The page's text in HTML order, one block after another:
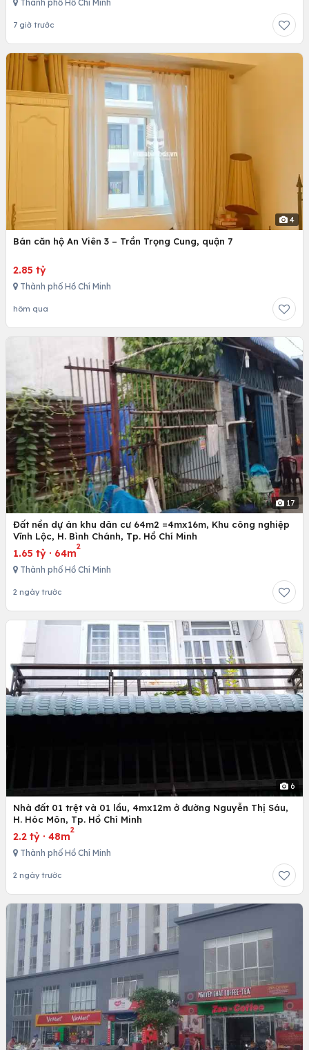
Thành phố Hồ Chí Minh
7 giờ trước
4
Bán căn hộ An Viên 3 – Trần Trọng Cung, quận 7
2.85 tỷ
Thành phố Hồ Chí Minh
hôm qua
17
Đất nền dự án khu dân cư 64m2 =4mx16m, Khu công nghiệp
Vĩnh Lộc, H. Bình Chánh, Tp. Hồ Chí Minh
1.65 tỷ · 64m
2
Thành phố Hồ Chí Minh
2 ngày trước
6
Nhà đất 01 trệt và 01 lầu, 4mx12m ở đường Nguyễn Thị Sáu,
H. Hóc Môn, Tp. Hồ Chí Minh
2.2 tỷ · 48m
2
Thành phố Hồ Chí Minh
2 ngày trước